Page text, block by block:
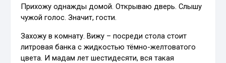
Прихожу однажды домой. Открываю дверь. Слышу
чужой голос. Значит, гости.
Захожу в комнату. Вижу – посреди стола стоит
литровая банка с жидкостью тёмно-желтоватого
цвета. И мадам лет шестидесяти, вся такая